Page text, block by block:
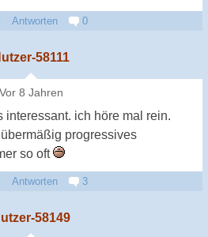
Antworten 0
58111
Vor 8 Jahren
interessant. ich höre mal rein.
progressives
so oft
Antworten 3
58149